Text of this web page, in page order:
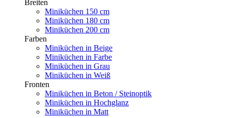
Breiten
Miniküchen 150 cm
Miniküchen 180 cm
Miniküchen 200 cm
Farben
Miniküchen in Beige
Miniküchen in Farbe
Miniküchen in Grau
Miniküchen in Weiß
Fronten
Miniküchen in Beton / Steinoptik
Miniküchen in Hochglanz
Miniküchen in Matt